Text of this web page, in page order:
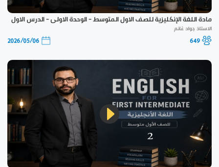
مادة اللغة الإنكليزية للصف الاول المتوسط - الوحدة الاولى - الدرس الاول
الاستاذ جواد غانم
649
2026/05/06